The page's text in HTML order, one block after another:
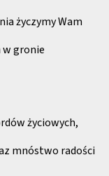
życzymy Wam
w gronie
życiowych,
mnóstwo radości